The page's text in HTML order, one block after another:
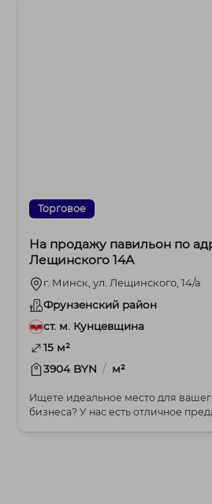
Торговое
На продажу павильон по
Лещинского 14А
г. Минск, ул. Лещинского, 14/а
Фрунзенский район
ст. м. Кунцевщина
15 м²
3904 BYN / м²
Ищете идеальное место для
бизнеса? У нас есть отличное